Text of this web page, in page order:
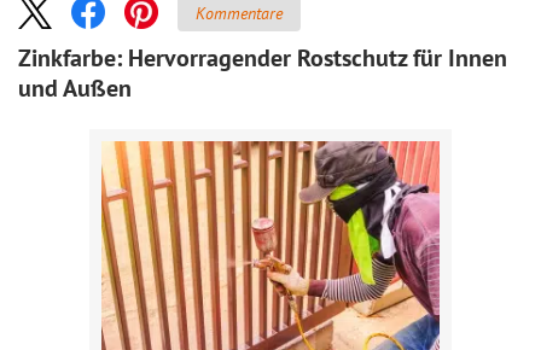
Kommentare
Zinkfarbe: Hervorragender Rostschutz für Innen
und Außen